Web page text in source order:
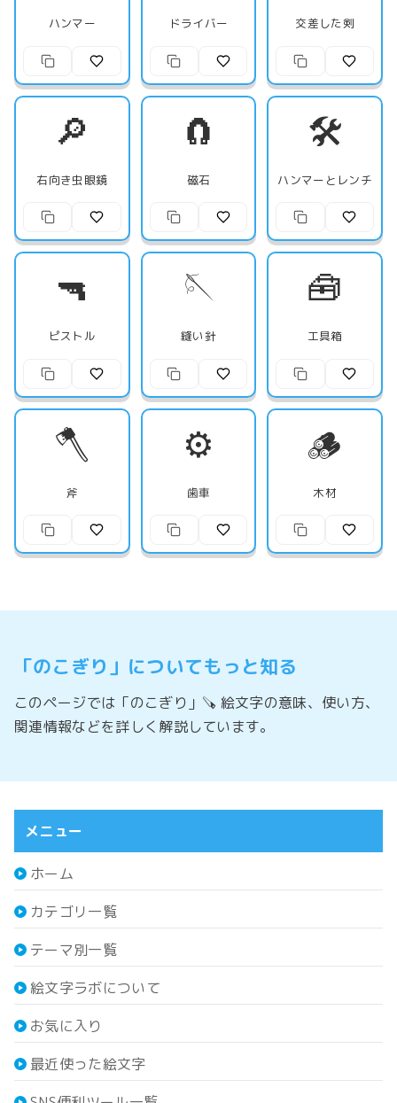
ハンマー ドライバー 交差した剣
🔎
右向き虫眼鏡
🧲
磁石
🛠️
ハンマーとレンチ
🔫
ピストル
🪡
縫い針
🧰
工具箱
🪓
斧
⚙️
歯車
🪵
木材
「のこぎり」についてもっと知る
このページでは「のこぎり」🪚 絵文字の意味、使い方、
関連情報などを詳しく解説しています。
メニュー
ホーム
カテゴリ一覧
テーマ別一覧
絵文字ラボについて
お気に入り
最近使った絵文字